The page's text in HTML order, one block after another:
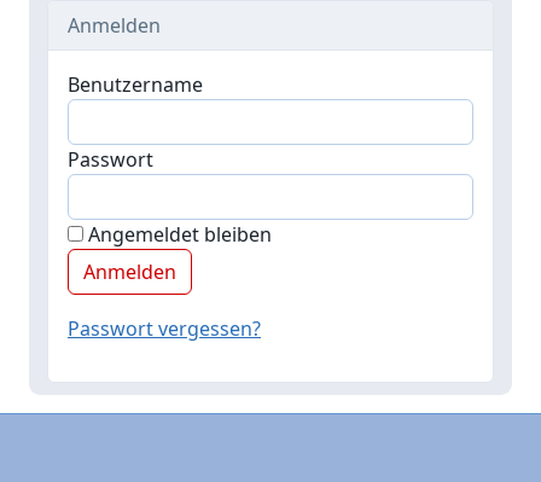
Anmelden
Benutzername
Passwort
Angemeldet bleiben
Passwort vergessen?